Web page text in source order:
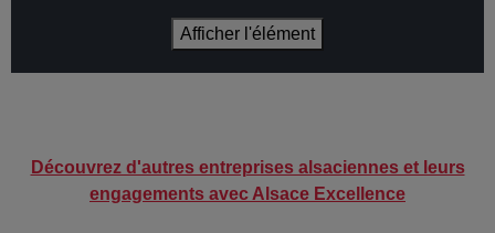
Afficher l'élément
Découvrez d'autres entreprises alsaciennes et leurs
engagements avec Alsace Excellence